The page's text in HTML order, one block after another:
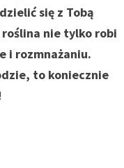
się z Tobą
roślina nie tylko robi
i rozmnażaniu.
to koniecznie